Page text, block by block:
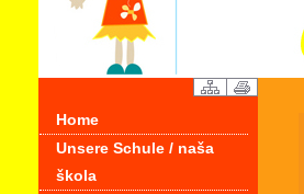
Home
Unsere Schule / naša
škola